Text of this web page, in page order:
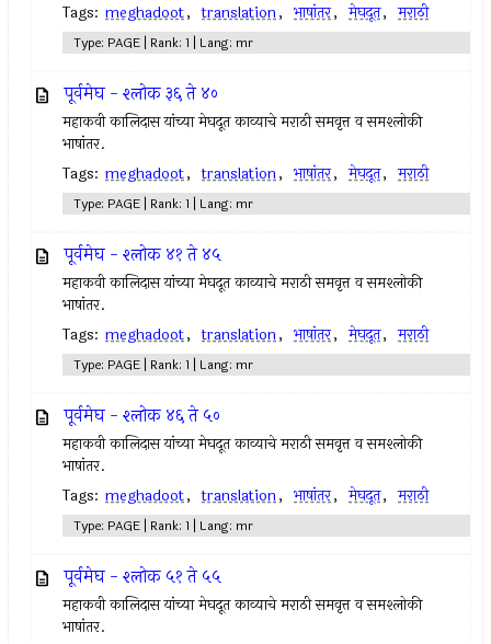
Tags: meghadoot, translation, भाषांतर, मेघदूत, मराठी
Type: PAGE | Rank: 1 | Lang: mr
पूर्वमेघ - श्लोक ३६ ते ४०
महाकवी कालिदास यांच्या मेघदूत काव्याचे मराठी समवृत्त व समश्लोकी
भाषांतर.
Tags: meghadoot, translation, भाषांतर, मेघदूत, मराठी
Type: PAGE | Rank: 1 | Lang: mr
पूर्वमेघ - श्लोक ४१ ते ४५
महाकवी कालिदास यांच्या मेघदूत काव्याचे मराठी समवृत्त व समश्लोकी
भाषांतर.
Tags: meghadoot, translation, भाषांतर, मेघदूत, मराठी
Type: PAGE | Rank: 1 | Lang: mr
पूर्वमेघ - श्लोक ४६ ते ५०
महाकवी कालिदास यांच्या मेघदूत काव्याचे मराठी समवृत्त व समश्लोकी
भाषांतर.
Tags: meghadoot, translation, भाषांतर, मेघदूत, मराठी
Type: PAGE | Rank: 1 | Lang: mr
पूर्वमेघ - श्लोक ५१ ते ५५
महाकवी कालिदास यांच्या मेघदूत काव्याचे मराठी समवृत्त व समश्लोकी
भाषांतर.